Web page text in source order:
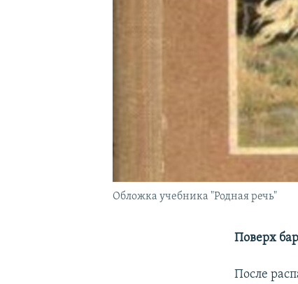
Обложка учебника "Родная речь"
Поверх
После